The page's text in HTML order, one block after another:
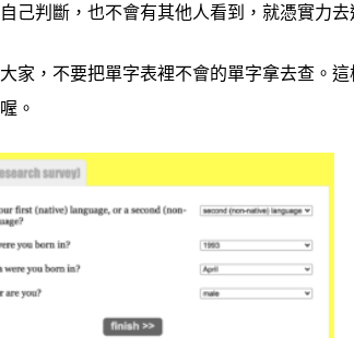
己判斷，也不會有其他人看到，就憑實力去
家，不要把單字表裡不會的單字拿去查。
。